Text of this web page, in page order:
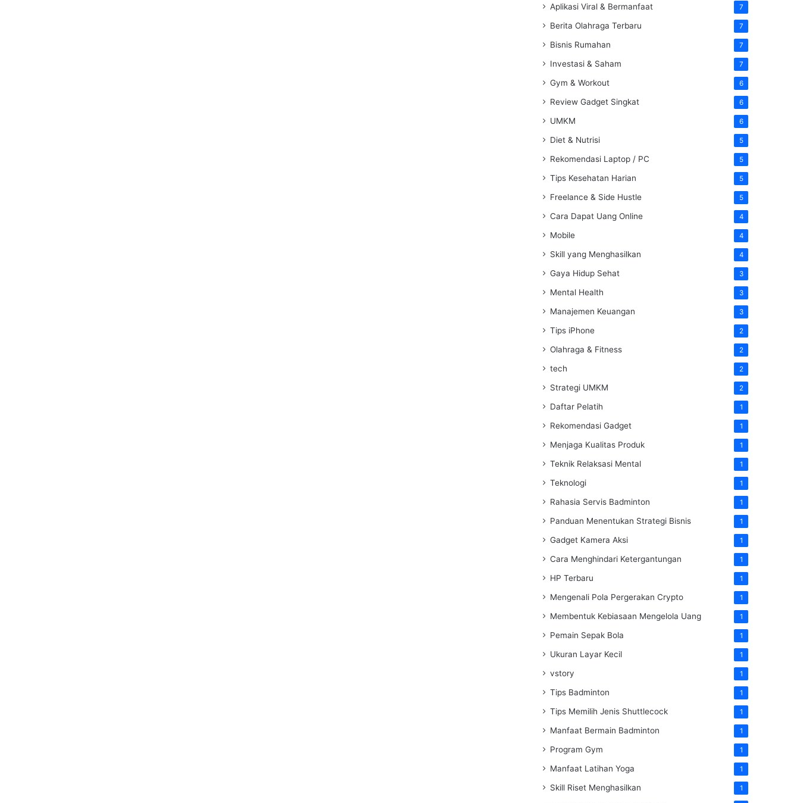
Aplikasi Viral & Bermanfaat 7
Berita Olahraga Terbaru 7
Bisnis Rumahan 7
Investasi & Saham 7
Gym & Workout 6
Review Gadget Singkat 6
UMKM 6
Diet & Nutrisi 5
Rekomendasi Laptop / PC 5
Tips Kesehatan Harian 5
Freelance & Side Hustle 5
Cara Dapat Uang Online 4
Mobile 4
Skill yang Menghasilkan 4
Gaya Hidup Sehat 3
Mental Health 3
Manajemen Keuangan 3
Tips iPhone 2
Olahraga & Fitness 2
tech 2
Strategi UMKM 2
Daftar Pelatih 1
Rekomendasi Gadget 1
Menjaga Kualitas Produk 1
Teknik Relaksasi Mental 1
Teknologi 1
Rahasia Servis Badminton 1
Panduan Menentukan Strategi Bisnis 1
Gadget Kamera Aksi 1
Cara Menghindari Ketergantungan 1
HP Terbaru 1
Mengenali Pola Pergerakan Crypto 1
Membentuk Kebiasaan Mengelola Uang 1
Pemain Sepak Bola 1
Ukuran Layar Kecil 1
vstory 1
Tips Badminton 1
Tips Memilih Jenis Shuttlecock 1
Manfaat Bermain Badminton 1
Program Gym 1
Manfaat Latihan Yoga 1
Skill Riset Menghasilkan 1